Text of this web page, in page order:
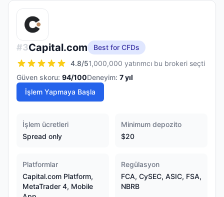
#3Capital.com
Best for CFDs
4.8/51,000,000 yatırımcı bu brokeri seçti
Güven skoru: 94/100Deneyim: 7yıl
İşlem Yapmaya Başla
İşlem ücretleri
Spread only
Minimum depozito
$20
Platformlar
Capital.com Platform,
MetaTrader 4, Mobile
Regülasyon
FCA, CySEC, ASIC, FSA,
NBRB